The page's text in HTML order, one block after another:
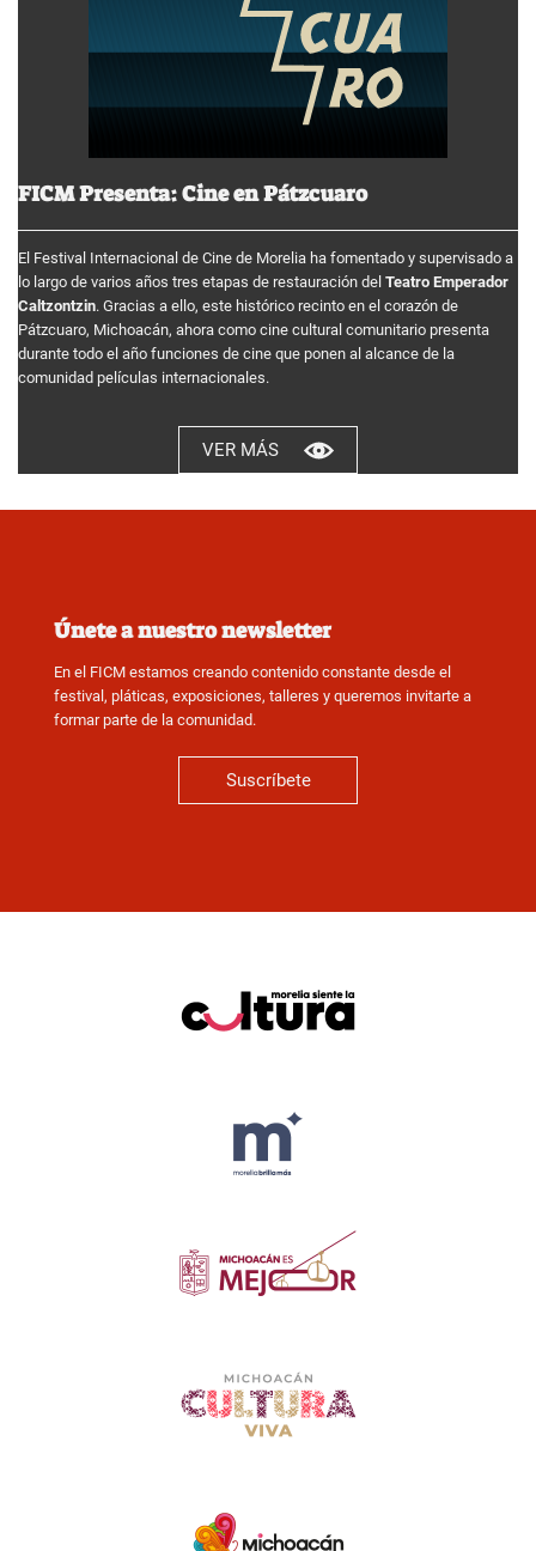
FICM Presenta: Cine en Pátzcuaro
El Festival Internacional de Cine de Morelia ha fomentado y supervisado a
lo largo de varios años tres etapas de restauración del Teatro Emperador
Caltzontzin. Gracias a ello, este histórico recinto en el corazón de
Pátzcuaro, Michoacán, ahora como cine cultural comunitario presenta
durante todo el año funciones de cine que ponen al alcance de la
comunidad películas internacionales.
VER MÁS
Únete a nuestro newsletter
En el FICM estamos creando contenido constante desde el
festival, pláticas, exposiciones, talleres y queremos invitarte a
formar parte de la comunidad.
Suscríbete